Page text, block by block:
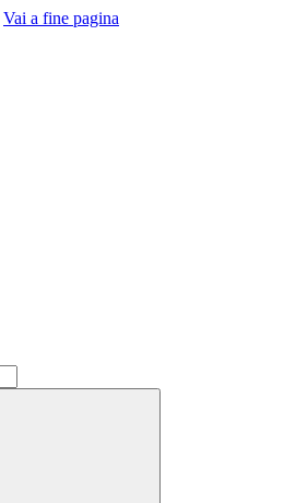
Vai a fine pagina